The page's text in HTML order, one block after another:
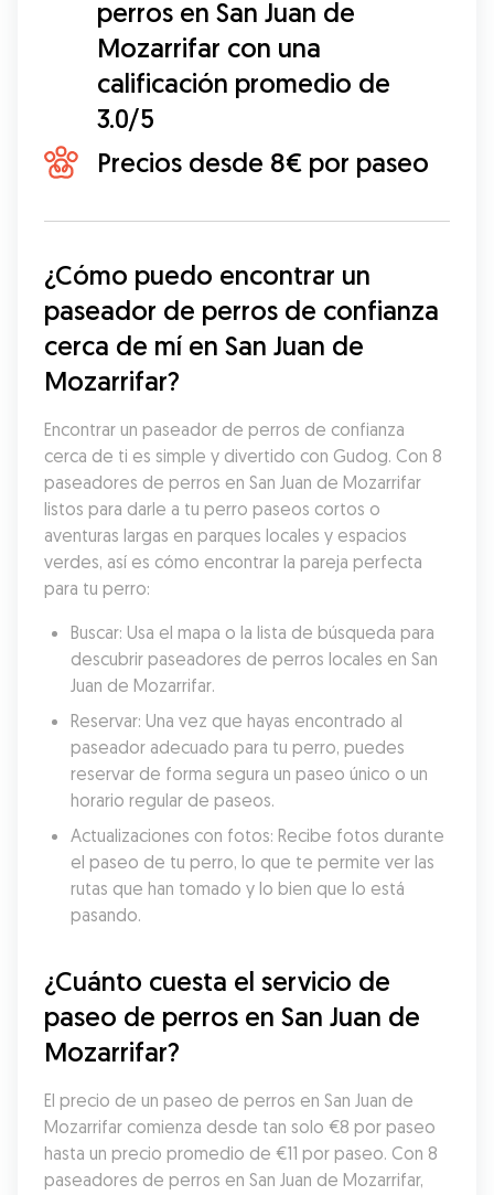
perros en San Juan de
Mozarrifar con una
calificación promedio de
3.0/5
Precios desde 8€ por paseo
¿Cómo puedo encontrar un
paseador de perros de confianza
cerca de mí en San Juan de
Mozarrifar?
Encontrar un paseador de perros de confianza
cerca de ti es simple y divertido con Gudog. Con 8
paseadores de perros en San Juan de Mozarrifar
listos para darle a tu perro paseos cortos o
aventuras largas en parques locales y espacios
verdes, así es cómo encontrar la pareja perfecta
para tu perro:
Buscar: Usa el mapa o la lista de búsqueda para
descubrir paseadores de perros locales en San
Juan de Mozarrifar.
Reservar: Una vez que hayas encontrado al
paseador adecuado para tu perro, puedes
reservar de forma segura un paseo único o un
horario regular de paseos.
Actualizaciones con fotos: Recibe fotos durante
el paseo de tu perro, lo que te permite ver las
rutas que han tomado y lo bien que lo está
pasando.
¿Cuánto cuesta el servicio de
paseo de perros en San Juan de
Mozarrifar?
El precio de un paseo de perros en San Juan de
Mozarrifar comienza desde tan solo €8 por paseo
hasta un precio promedio de €11 por paseo. Con 8
paseadores de perros en San Juan de Mozarrifar,